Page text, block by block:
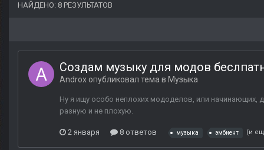
НАЙДЕНО: 8 РЕЗУЛЬТАТОВ
Создам музыку для модов
Androx опубликовал тема в Музыка
Ну я ищу особо неплохих мододелов, или начинающих,
разную и не плохую.
2 января 8 ответов музыка эмбиент (и